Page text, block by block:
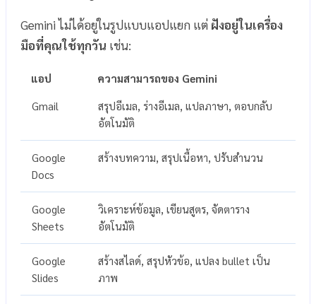
Gemini ไม่ได้อยู่ในรูปแบบแอปแยก แต่ ฝังอยู่ในเครื่อง
มือที่คุณใช้ทุกวัน เช่น:
แอป ความสามารถของ Gemini
Gmail
สรุปอีเมล, ร่างอีเมล, แปลภาษา, ตอบกลับ
อัตโนมัติ
Google
Docs
สร้างบทความ, สรุปเนื้อหา, ปรับสำนวน
Google
Sheets
วิเคราะห์ข้อมูล, เขียนสูตร, จัดตาราง
อัตโนมัติ
Google
Slides
สร้างสไลด์, สรุปหัวข้อ, แปลง bullet เป็น
ภาพ